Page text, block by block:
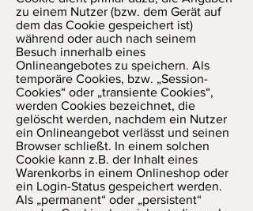
zu einem Nutzer (bzw. dem Gerät auf
dem das Cookie gespeichert ist)
während oder auch nach seinem
Besuch innerhalb eines
Onlineangebotes zu speichern. Als
temporäre Cookies, bzw. „Session-
Cookies“ oder „transiente Cookies“,
werden Cookies bezeichnet, die
gelöscht werden, nachdem ein Nutzer
ein Onlineangebot verlässt und seinen
Browser schließt. In einem solchen
Cookie kann z.B. der Inhalt eines
Warenkorbs in einem Onlineshop oder
ein Login-Status gespeichert werden.
Als „permanent“ oder „persistent“